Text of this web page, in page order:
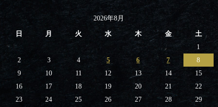
2026年8月
日 月 火 水 木 金
土
1
2
3 4 5 6 7
8
9
10 11 12 13 14
15
16
17 18 19 20 21
22
23
24 25 26 27 28 29